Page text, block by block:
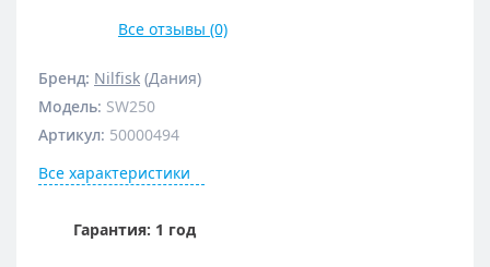
Все отзывы (0)
Бренд: Nilfisk (Дания)
Модель: SW250
Артикул: 50000494
Все характеристики
Гарантия: 1 год